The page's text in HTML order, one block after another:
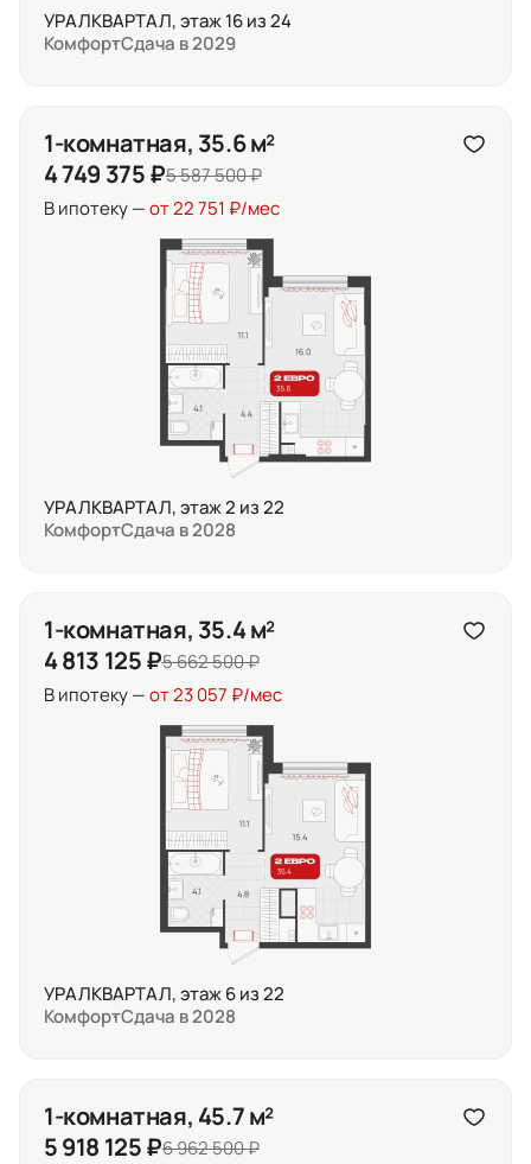
УРАЛКВАРТАЛ, этаж 16 из 24
КомфортСдача в 2029
1-комнатная, 35.6 м²
4 749 375 ₽5 587 500 ₽
В ипотеку —от 22 751 ₽/мес
УРАЛКВАРТАЛ, этаж 2 из 22
КомфортСдача в 2028
1-комнатная, 35.4 м²
4 813 125 ₽5 662 500 ₽
В ипотеку —от 23 057 ₽/мес
УРАЛКВАРТАЛ, этаж 6 из 22
КомфортСдача в 2028
1-комнатная, 45.7 м²
5 918 125 ₽6 962 500 ₽